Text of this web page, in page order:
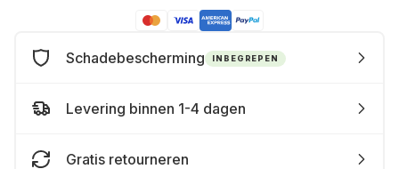
Schadebescherming INBEGREPEN
Levering binnen 1-4 dagen
Gratis retourneren